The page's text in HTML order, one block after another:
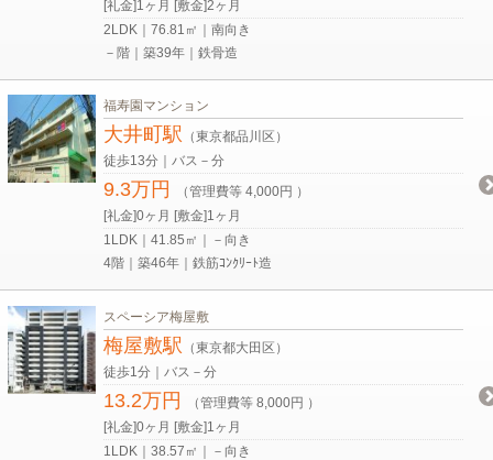
[礼金]1ヶ月 [敷金]2ヶ月
2LDK｜76.81㎡｜南向き
－階｜築39年｜鉄骨造
福寿園マンション
大井町駅 （東京都品川区）
徒歩13分｜バス－分
9.3万円
（管理費等 4,000円 ）
[礼金]0ヶ月 [敷金]1ヶ月
1LDK｜41.85㎡｜－向き
4階｜築46年｜鉄筋ｺﾝｸﾘｰﾄ造
スペーシア梅屋敷
梅屋敷駅
（東京都大田区）
徒歩1分｜バス－分
13.2万円
（管理費等 8,000円 ）
[礼金]0ヶ月 [敷金]1ヶ月
1LDK｜38.57㎡｜－向き